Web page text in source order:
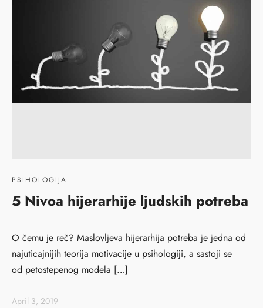
PSIHOLOGIJA
5 Nivoa hijerarhije ljudskih potreba
O čemu je reč? Maslovljeva hijerarhija potreba je jedna od
najuticajnijih teorija motivacije u psihologiji, a sastoji se
od petostepenog modela […]
April 3, 2019